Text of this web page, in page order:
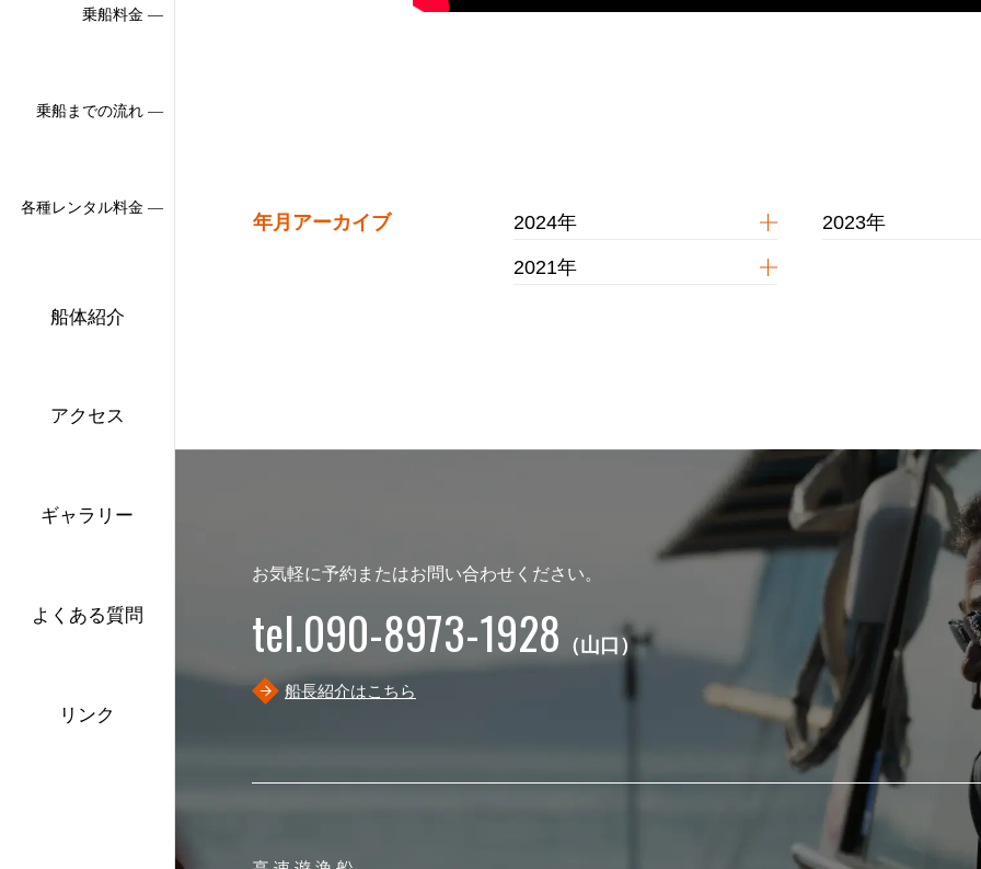
乗船料金 ―
乗船までの流れ ―
各種レンタル料金 ―
船体紹介
アクセス
ギャラリー
よくある質問
リンク
年月アーカイブ 2024年 2023年
2021年
お気軽に予約またはお問い合わせください。
tel.090-8973-1928 （山口）
船長紹介はこちら